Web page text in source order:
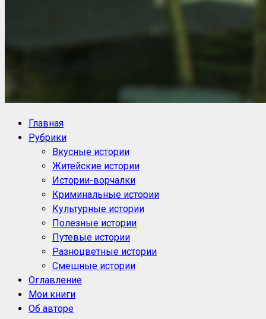
Блог историй NoorySan
Главная
Рубрики
Вкусные истории
Житейские истории
Истории-ворчалки
Криминальные истории
Культурные истории
Полезные истории
Путевые истории
Разноцветные истории
Смешные истории
Оглавление
Мои книги
Об авторе